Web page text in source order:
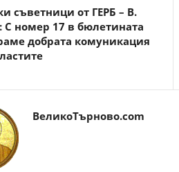
съветници от ГЕРБ – В.
С номер 17 в бюлетината
добрата комуникация
ВеликоТърново.com